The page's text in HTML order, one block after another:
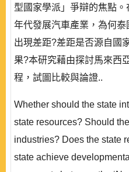
型國家學派」爭辯的焦點
年代發展汽車產業，為何
出現差距?差距是否源自國
果?本研究藉由探討馬來西
程，試圖比較與論證..
Whether should the state
state resources? Should
industries? Does the state
state achieve